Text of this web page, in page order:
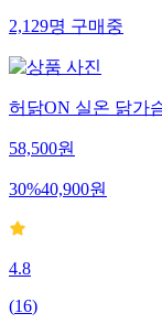
2,129명구매중
허닭ON 실온 닭가
58,500원
30%40,900원
4.8
(16)